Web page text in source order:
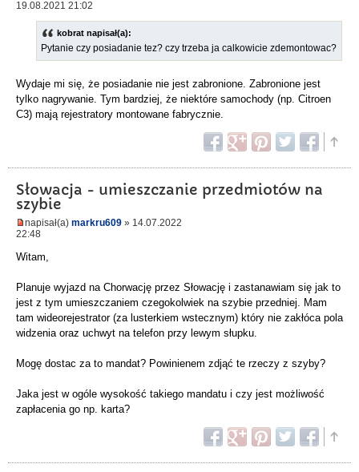
19.08.2021 21:02
kobrat napisał(a):
Pytanie czy posiadanie tez? czy trzeba ja calkowicie zdemontowac?
Wydaje mi się, że posiadanie nie jest zabronione. Zabronione jest
tylko nagrywanie. Tym bardziej, że niektóre samochody (np. Citroen
C3) mają rejestratory montowane fabrycznie.
Słowacja - umieszczanie przedmiotów na
szybie
napisał(a) markru609 » 14.07.2022
22:48
Witam,
Planuje wyjazd na Chorwację przez Słowację i zastanawiam się jak to
jest z tym umieszczaniem czegokolwiek na szybie przedniej. Mam
tam wideorejestrator (za lusterkiem wstecznym) który nie zakłóca pola
widzenia oraz uchwyt na telefon przy lewym słupku.
Mogę dostac za to mandat? Powinienem zdjąć te rzeczy z szyby?
Jaka jest w ogóle wysokość takiego mandatu i czy jest możliwość
zapłacenia go np. karta?